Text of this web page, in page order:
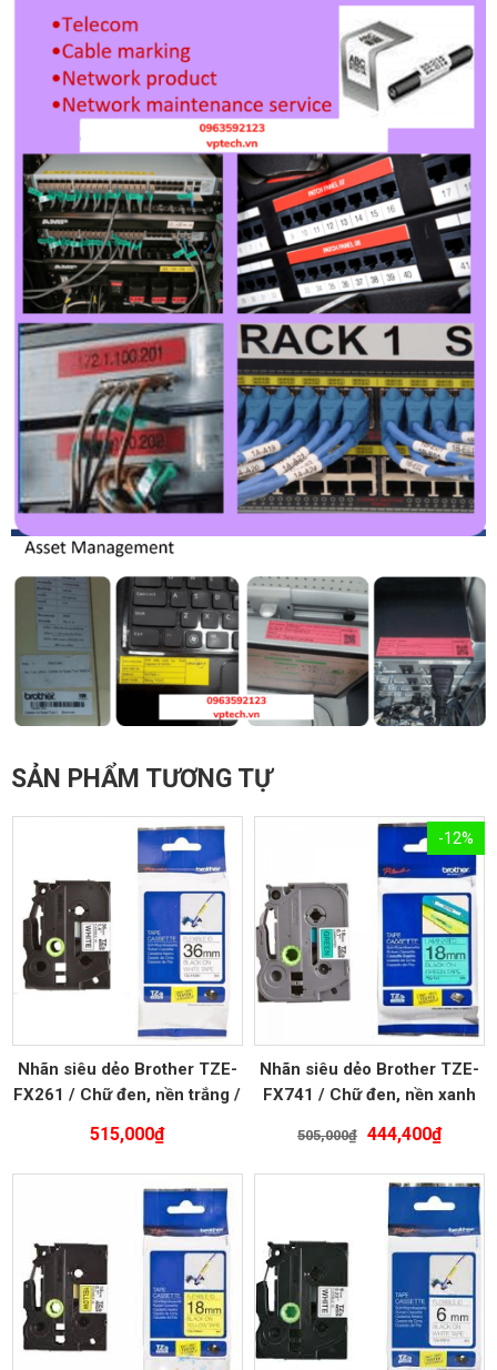
SẢN PHẨM TƯƠNG TỰ
Nhãn siêu dẻo Brother TZE-
FX261 / Chữ đen, nền trắng /
515,000₫
-12%
Nhãn siêu dẻo Brother TZE-
FX741 / Chữ đen, nền xanh
505,000₫ Giá
505,000₫.
444,400₫Giá
tại
là: